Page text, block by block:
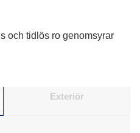
och tidlös ro genomsyrar
Exteriör